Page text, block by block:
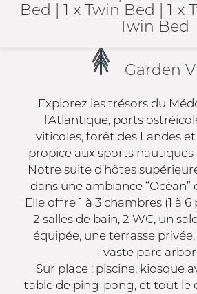
Bed
1 x Twin Bed 1 x
Twin Bed
Garden
Explorez les trésors du
l’Atlantique, ports
viticoles, forêt des Landes
propice aux sports nautiques
Notre suite d’hôtes
dans une ambiance “Océan”
Elle offre 1 à 3 chambres (1 à 6
2 salles de bain, 2 WC, un
équipée, une terrasse privée,
vaste parc
Sur place : piscine, kiosque
table de ping-pong, et tout le